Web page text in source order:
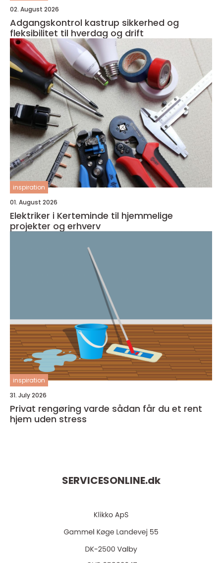
02. August 2026
Adgangskontrol kastrup sikkerhed og
fleksibilitet til hverdag og drift
inspiration
01. August 2026
Elektriker i Kerteminde til hjemmelige
projekter og erhverv
inspiration
31. July 2026
Privat rengøring varde sådan får du et rent
hjem uden stress
SERVICESONLINE.dk